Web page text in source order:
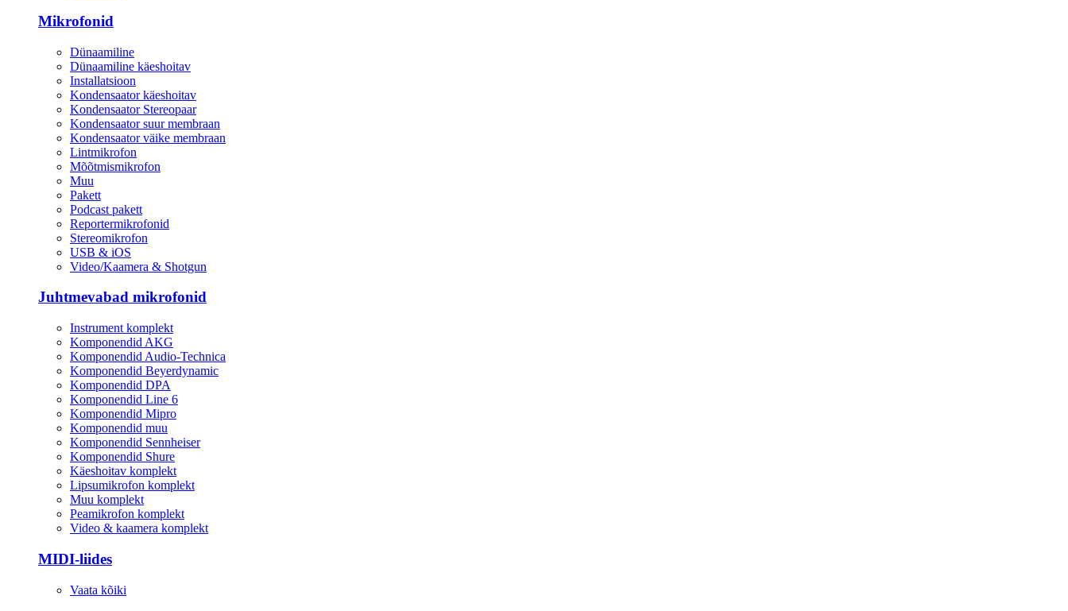
Mikrofonid
Dünaamiline
Dünaamiline käeshoitav
Installatsioon
Kondensaator käeshoitav
Kondensaator Stereopaar
Kondensaator suur membraan
Kondensaator väike membraan
Lintmikrofon
Mõõtmismikrofon
Muu
Pakett
Podcast pakett
Reportermikrofonid
Stereomikrofon
USB & iOS
Video/Kaamera & Shotgun
Juhtmevabad mikrofonid
Instrument komplekt
Komponendid AKG
Komponendid Audio-Technica
Komponendid Beyerdynamic
Komponendid DPA
Komponendid Line 6
Komponendid Mipro
Komponendid muu
Komponendid Sennheiser
Komponendid Shure
Käeshoitav komplekt
Lipsumikrofon komplekt
Muu komplekt
Peamikrofon komplekt
Video & kaamera komplekt
MIDI-liides
Vaata kõiki